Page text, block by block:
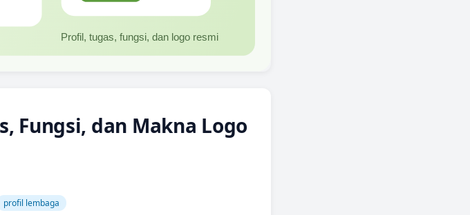
Fungsi, dan Makna Logo
profil lembaga